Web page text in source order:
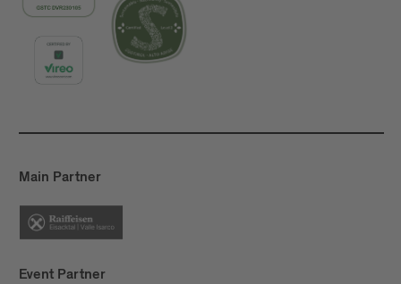
Main Partner
Event Partner